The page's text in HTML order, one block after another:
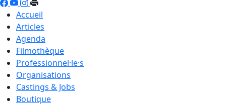
Accueil
Articles
Agenda
Filmothèque
Professionnel·le·s
Organisations
Castings & Jobs
Boutique